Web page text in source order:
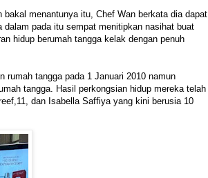
menantunya itu, Chef Wan berkata dia dapat
pada itu sempat menitipkan nasihat buat
hidup berumah tangga kelak dengan penuh
rumah tangga pada 1 Januari 2010 namun
tangga. Hasil perkongsian hidup mereka telah
dan Isabella Saffiya yang kini berusia 10